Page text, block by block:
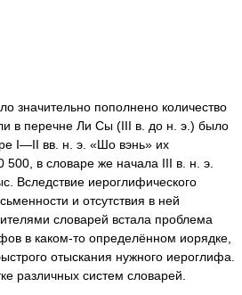
значительно пополнено количество
в перечне Ли Сы (III в. до н. э.) было
I—II вв. н. э. «Шо вэнь» их
500, в словаре же начала III в. н. э.
Вследствие иероглифического
и отсутствия в ней
словарей встала проблема
в каком-то определённом иорядке,
отыскания нужного иероглифа.
различных систем словарей.